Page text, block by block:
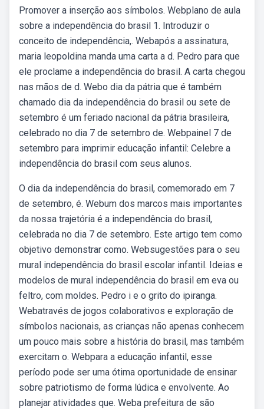
Promover a inserção aos símbolos. Webplano de aula
sobre a independência do brasil 1. Introduzir o
conceito de independência,. Webapós a assinatura,
maria leopoldina manda uma carta a d. Pedro para que
ele proclame a independência do brasil. A carta chegou
nas mãos de d. Webo dia da pátria que é também
chamado dia da independência do brasil ou sete de
setembro é um feriado nacional da pátria brasileira,
celebrado no dia 7 de setembro de. Webpainel 7 de
setembro para imprimir educação infantil: Celebre a
independência do brasil com seus alunos.
O dia da independência do brasil, comemorado em 7
de setembro, é. Webum dos marcos mais importantes
da nossa trajetória é a independência do brasil,
celebrada no dia 7 de setembro. Este artigo tem como
objetivo demonstrar como. Websugestões para o seu
mural independência do brasil escolar infantil. Ideias e
modelos de mural independência do brasil em eva ou
feltro, com moldes. Pedro i e o grito do ipiranga.
Webatravés de jogos colaborativos e exploração de
símbolos nacionais, as crianças não apenas conhecem
um pouco mais sobre a história do brasil, mas também
exercitam o. Webpara a educação infantil, esse
período pode ser uma ótima oportunidade de ensinar
sobre patriotismo de forma lúdica e envolvente. Ao
planejar atividades que. Weba prefeitura de são